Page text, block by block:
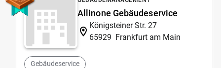
Allinone Gebäudeservice
Königsteiner Str. 27
65929 Frankfurt am Main
Gebäudeservice